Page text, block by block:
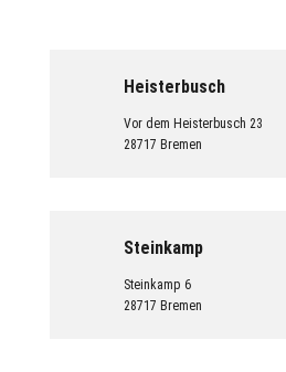
Heisterbusch
Vor dem Heisterbusch 23
28717 Bremen
Steinkamp
Steinkamp 6
28717 Bremen